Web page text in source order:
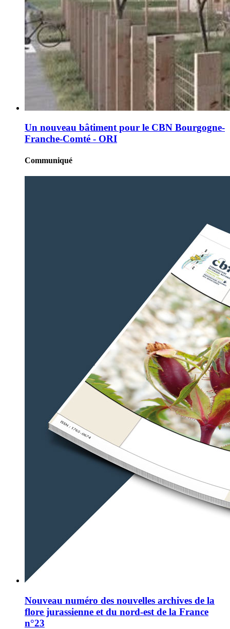
Un nouveau bâtiment pour le CBN Bourgogne-
Franche-Comté - ORI
Communiqué
Nouveau numéro des nouvelles archives de la
flore jurassienne et du nord-est de la France
n°23